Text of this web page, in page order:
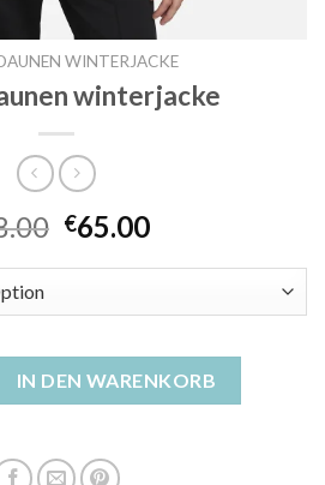
WINTERJACKE
winterjacke
€65.00
IN DEN WARENKORB